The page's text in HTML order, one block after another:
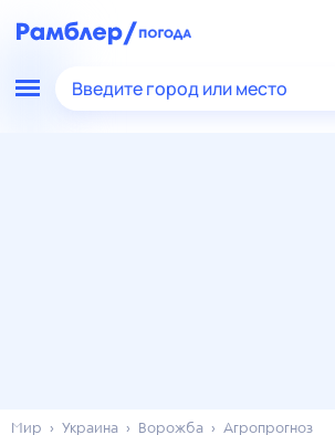
Введите город или место
Мир Украина Ворожба Агропрогноз